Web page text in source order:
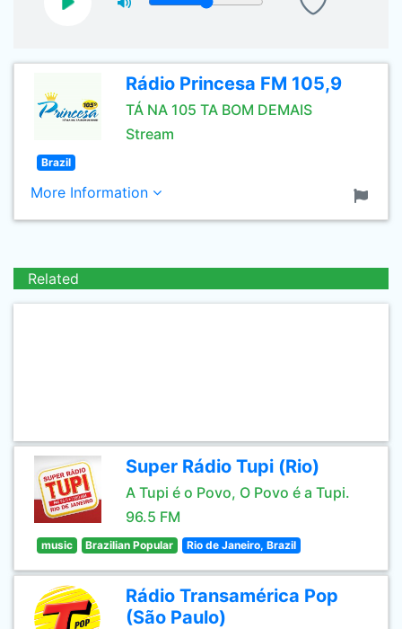
Rádio Princesa FM 105,9
TÁ NA 105 TA BOM DEMAIS
Stream
Brazil
More Information
Related
Super Rádio Tupi (Rio)
A Tupi é o Povo, O Povo é a Tupi.
96.5 FM
music Brazilian Popular Rio de Janeiro, Brazil
Rádio Transamérica Pop
(São Paulo)